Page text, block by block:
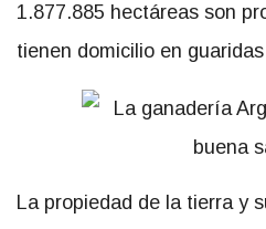
1.877.885 hectáreas son
tienen domicilio en
La propiedad de la tierra y